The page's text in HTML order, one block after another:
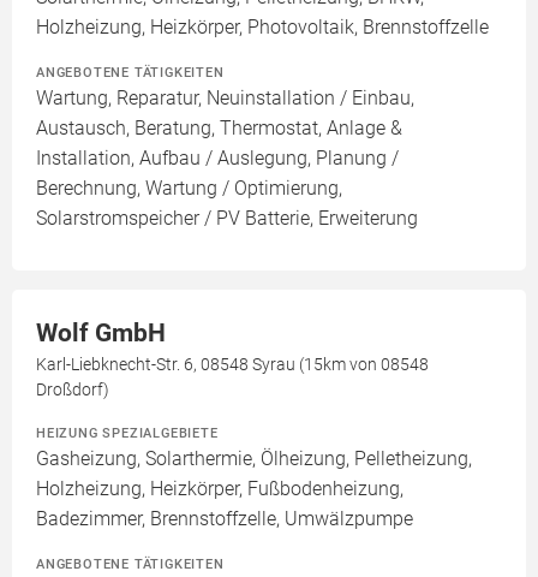
Holzheizung, Heizkörper, Photovoltaik, Brennstoffzelle
ANGEBOTENE TÄTIGKEITEN
Wartung, Reparatur, Neuinstallation / Einbau,
Austausch, Beratung, Thermostat, Anlage &
Installation, Aufbau / Auslegung, Planung /
Berechnung, Wartung / Optimierung,
Solarstromspeicher / PV Batterie, Erweiterung
Wolf GmbH
Karl-Liebknecht-Str. 6, 08548 Syrau (15km von 08548
Droßdorf)
HEIZUNG SPEZIALGEBIETE
Gasheizung, Solarthermie, Ölheizung, Pelletheizung,
Holzheizung, Heizkörper, Fußbodenheizung,
Badezimmer, Brennstoffzelle, Umwälzpumpe
ANGEBOTENE TÄTIGKEITEN